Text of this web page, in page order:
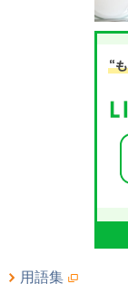
用語集